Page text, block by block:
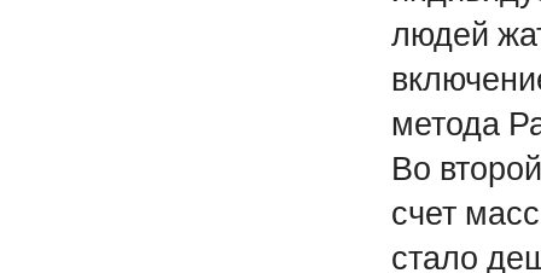
людей
метода
Во
счет
стало